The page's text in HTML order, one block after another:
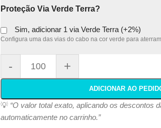
Proteção Via Verde Terra?
Sim, adicionar 1 via Verde Terra (+2%)
Configura uma das vias do cabo na cor verde para
- +
ADICIONAR AO
💡 “O valor total exato, aplicando os descontos
automaticamente no carrinho.”